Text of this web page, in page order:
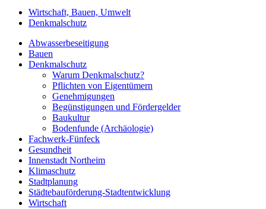
Wirtschaft, Bauen, Umwelt
Denkmalschutz
Abwasserbeseitigung
Bauen
Denkmalschutz
Warum Denkmalschutz?
Pflichten von Eigentümern
Genehmigungen
Begünstigungen und Fördergelder
Baukultur
Bodenfunde (Archäologie)
Fachwerk-Fünfeck
Gesundheit
Innenstadt Northeim
Klimaschutz
Stadtplanung
Städtebauförderung-Stadtentwicklung
Wirtschaft